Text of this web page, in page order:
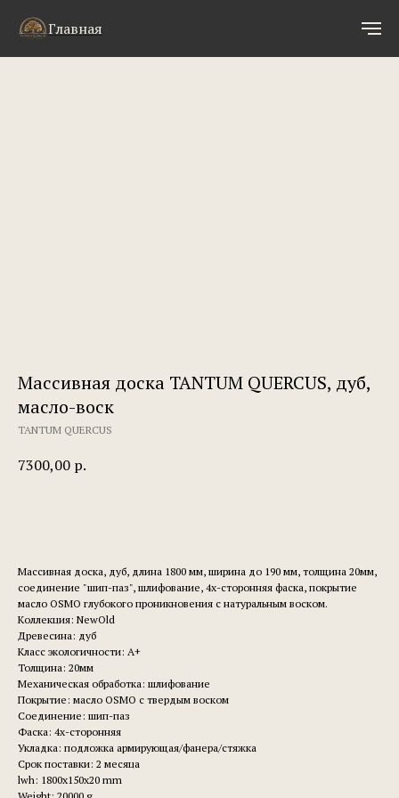
Главная
Массивная доска TANTUM QUERCUS, дуб,
масло-воск
TANTUM QUERCUS
7300,00 р.
Массивная доска, дуб, длина 1800 мм, ширина до 190 мм, толщина 20мм,
соединение "шип-паз", шлифование, 4х-сторонняя фаска, покрытие
масло OSMO глубокого проникновения с натуральным воском.
Коллекция: NewOld
Древесина: дуб
Класс экологичности: А+
Толщина: 20мм
Механическая обработка: шлифование
Покрытие: масло OSMO с твердым воском
Соединение: шип-паз
Фаска: 4х-сторонняя
Укладка: подложка армирующая/фанера/стяжка
Срок поставки: 2 месяца
lwh: 1800x150x20 mm
Weight: 20000 g